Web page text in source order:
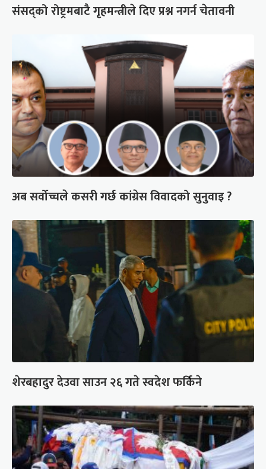
संसद्को रोष्ट्रमबाटै गृहमन्त्रीले दिए प्रश्न नगर्न चेतावनी
अब सर्वोच्चले कसरी गर्छ कांग्रेस विवादको सुनुवाइ ?
शेरबहादुर देउवा साउन २६ गते स्वदेश फर्किने